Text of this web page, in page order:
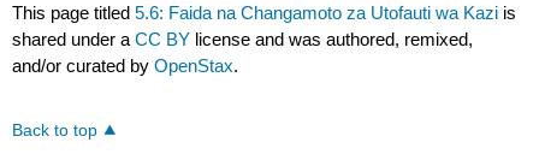
This page titled5.6: Faida na Changamoto za Utofauti wa Kazi is
shared under aCC BY license and was authored, remixed,
and/or curated byOpenStax.
Back to top